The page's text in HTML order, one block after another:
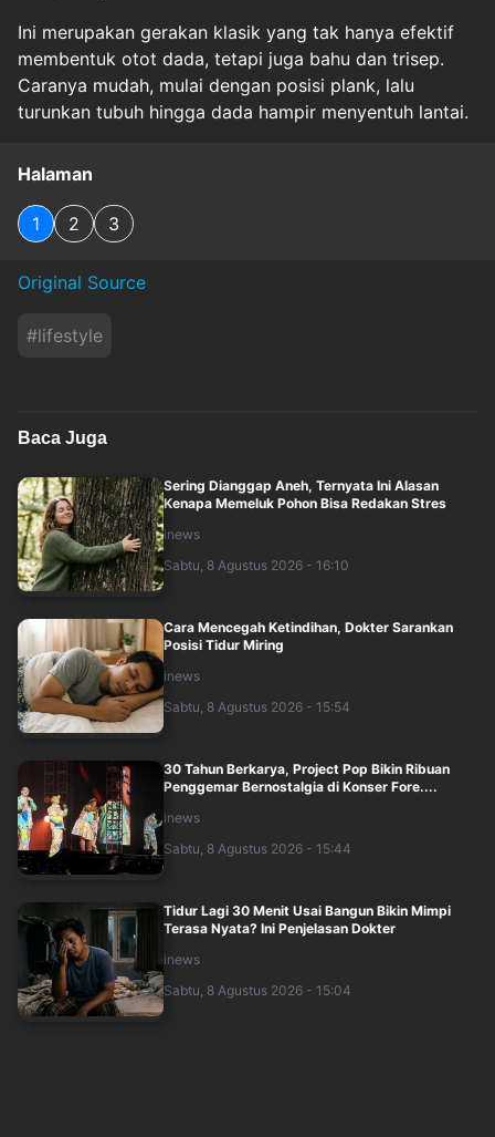
Ini merupakan gerakan klasik yang tak hanya efektif
membentuk otot dada, tetapi juga bahu dan trisep.
Caranya mudah, mulai dengan posisi plank, lalu
turunkan tubuh hingga dada hampir menyentuh lantai.
Halaman
1 2 3
Original Source
#lifestyle
Baca Juga
Sering Dianggap Aneh, Ternyata Ini Alasan
Kenapa Memeluk Pohon Bisa Redakan Stres
inews
Sabtu, 8 Agustus 2026 - 16:10
Cara Mencegah Ketindihan, Dokter Sarankan
Posisi Tidur Miring
inews
Sabtu, 8 Agustus 2026 - 15:54
30 Tahun Berkarya, Project Pop Bikin Ribuan
Penggemar Bernostalgia di Konser Fore....
inews
Sabtu, 8 Agustus 2026 - 15:44
Tidur Lagi 30 Menit Usai Bangun Bikin Mimpi
Terasa Nyata? Ini Penjelasan Dokter
inews
Sabtu, 8 Agustus 2026 - 15:04